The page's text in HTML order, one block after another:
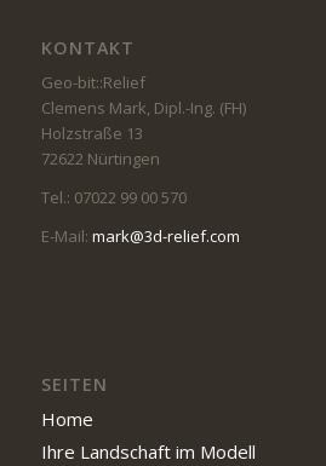
KONTAKT
Geo-bit::Relief
Clemens Mark, Dipl.-Ing. (FH)
Holzstraße 13
72622 Nürtingen
Tel.: 07022 99 00 570
E-Mail: mark@3d-relief.com
SEITEN
Home
Ihre Landschaft im Modell